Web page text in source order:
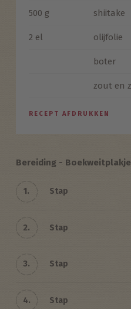
500 g shiitake
2 el olijfolie
boter
zout en
RECEPT AFDRUKKEN
Bereiding -
1. Stap
2. Stap
3. Stap
4. Stap